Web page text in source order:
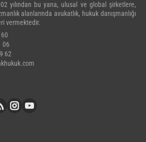
yılından bu yana, ulusal ve global şirketlere,
alanlarında avukatlık, hukuk danışmanlığı
vermektedir.
06
62